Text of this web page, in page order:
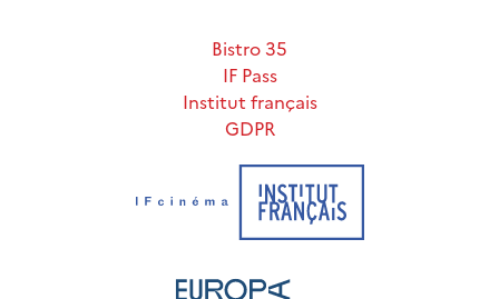
Bistro 35
IF Pass
Institut français
GDPR